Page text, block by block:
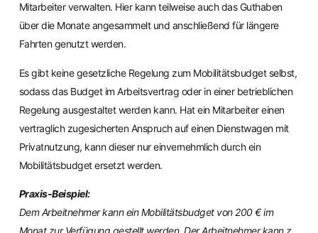
Mitarbeiter verwalten. Hier kann teilweise auch das Guthaben
über die Monate angesammelt und anschließend für längere
Fahrten genutzt werden.
Es gibt keine gesetzliche Regelung zum Mobilitätsbudget selbst,
sodass das Budget im Arbeitsvertrag oder in einer betrieblichen
Regelung ausgestaltet werden kann. Hat ein Mitarbeiter einen
vertraglich zugesicherten Anspruch auf einen Dienstwagen mit
Privatnutzung, kann dieser nur einvernehmlich durch ein
Mobilitätsbudget ersetzt werden.
Praxis-Beispiel:
Dem Arbeitnehmer kann ein Mobilitätsbudget von 200 € im